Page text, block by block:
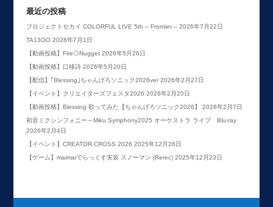
最近の投稿
プロジェクトセカイ COLORFUL LIVE 5th – Frontier – 2026年7月22日
TA13OO 2026年7月1日
【動画投稿】Fire◎Nugget 2026年5月26日
【動画投稿】口移詩 2026年5月20日
【配信】｢Blessing｣ちゃんげろソニック2026ver 2026年2月27日
【イベント】クリエイターズフェスタ2026 2026年2月20日
【動画投稿】Blessing 歌ってみた【ちゃんげろソニック2026】
2026年2月7日
初音ミクシンフォニー～Miku Symphony2025 オーケストラ ライブ Blu-ray
2026年2月4日
【イベント】CREATOR CROSS 2026 2025年12月26日
【ゲーム】maimaiでらっくす実装 スノーマン (Rerec) 2025年12月23日